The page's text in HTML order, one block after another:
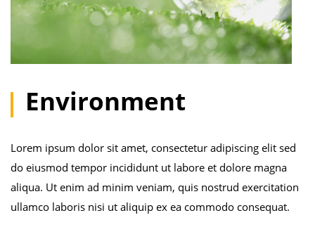
Environment
Lorem ipsum dolor sit amet, consectetur adipiscing elit sed
do eiusmod tempor incididunt ut labore et dolore magna
aliqua. Ut enim ad minim veniam, quis nostrud exercitation
ullamco laboris nisi ut aliquip ex ea commodo consequat.